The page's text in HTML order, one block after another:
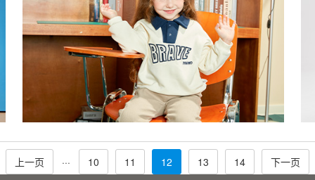
上一页 ··· 10 11 12 13 14 下一页